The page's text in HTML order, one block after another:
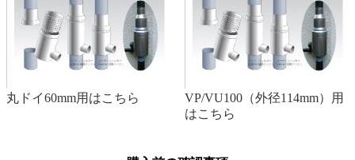
丸ドイ60mm用はこちら
VP/VU100（外径114mm）用
はこちら